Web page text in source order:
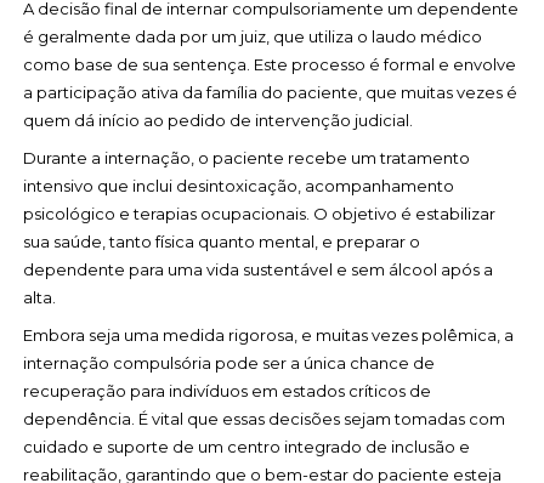
A decisão final de internar compulsoriamente um dependente
é geralmente dada por um juiz, que utiliza o laudo médico
como base de sua sentença. Este processo é formal e envolve
a participação ativa da família do paciente, que muitas vezes é
quem dá início ao pedido de intervenção judicial.
Durante a internação, o paciente recebe um tratamento
intensivo que inclui desintoxicação, acompanhamento
psicológico e terapias ocupacionais. O objetivo é estabilizar
sua saúde, tanto física quanto mental, e preparar o
dependente para uma vida sustentável e sem álcool após a
alta.
Embora seja uma medida rigorosa, e muitas vezes polêmica, a
internação compulsória pode ser a única chance de
recuperação para indivíduos em estados críticos de
dependência. É vital que essas decisões sejam tomadas com
cuidado e suporte de um centro integrado de inclusão e
reabilitação, garantindo que o bem-estar do paciente esteja